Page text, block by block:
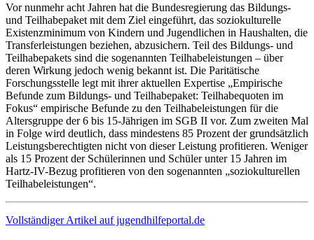
Vor nunmehr acht Jahren hat die Bundesregierung das Bildungs-
und Teilhabepaket mit dem Ziel eingeführt, das soziokulturelle
Existenzminimum von Kindern und Jugendlichen in Haushalten, die
Transferleistungen beziehen, abzusichern. Teil des Bildungs- und
Teilhabepakets sind die sogenannten Teilhabeleistungen – über
deren Wirkung jedoch wenig bekannt ist. Die Paritätische
Forschungsstelle legt mit ihrer aktuellen Expertise „Empirische
Befunde zum Bildungs- und Teilhabepaket: Teilhabequoten im
Fokus“ empirische Befunde zu den Teilhabeleistungen für die
Altersgruppe der 6 bis 15-Jährigen im SGB II vor. Zum zweiten Mal
in Folge wird deutlich, dass mindestens 85 Prozent der grundsätzlich
Leistungsberechtigten nicht von dieser Leistung profitieren. Weniger
als 15 Prozent der Schülerinnen und Schüler unter 15 Jahren im
Hartz-IV-Bezug profitieren von den sogenannten „soziokulturellen
Teilhabeleistungen“.
Vollständiger Artikel auf jugendhilfeportal.de